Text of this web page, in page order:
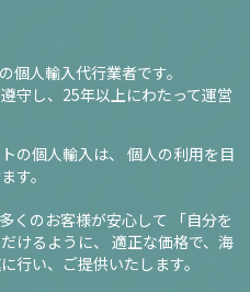
個人輸入代行業者です。
守し、 25年以上にわたって運営
の個人輸入は、
個人の利用を目
す。
くのお客様が安心して
「自分を
けるように、
適正な価格で、海
行い、ご提供いたします。